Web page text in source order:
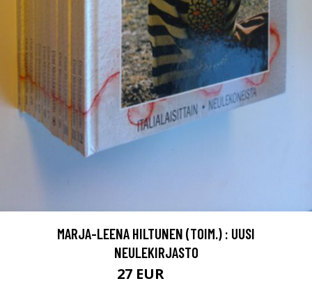
MARJA-LEENA HILTUNEN (TOIM.) : UUSI
NEULEKIRJASTO
27 EUR